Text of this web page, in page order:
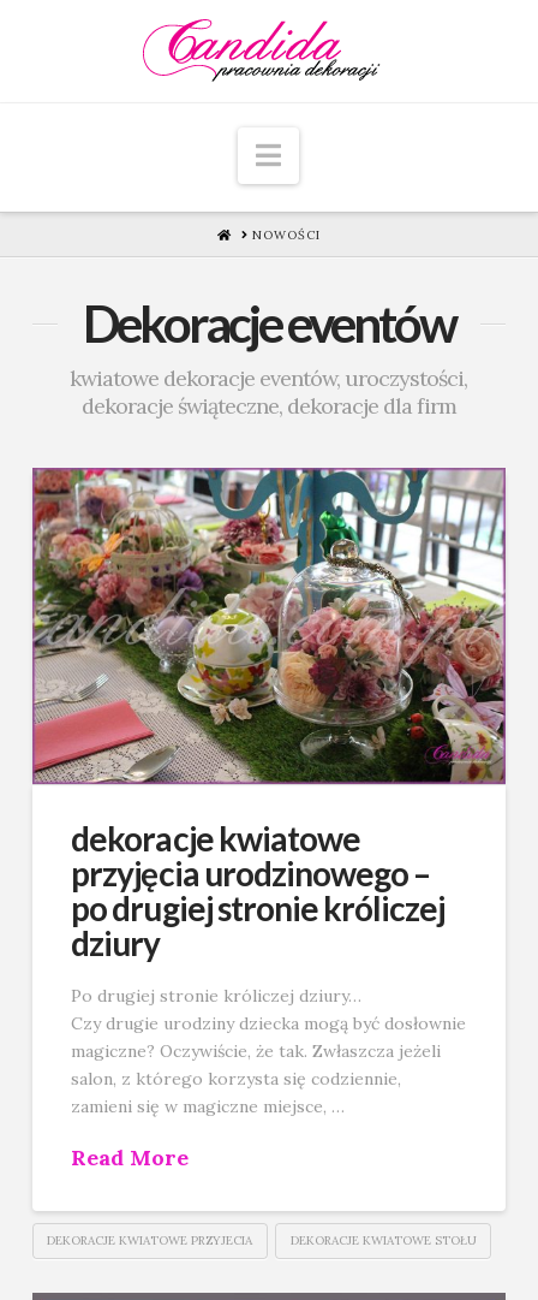
Navigation
HOMENOWOŚCI
Dekoracje eventów
kwiatowe dekoracje eventów, uroczystości,
dekoracje świąteczne, dekoracje dla firm
dekoracje kwiatowe
przyjęcia urodzinowego –
po drugiej stronie króliczej
dziury
Po drugiej stronie króliczej dziury…
Czy drugie urodziny dziecka mogą być dosłownie
magiczne? Oczywiście, że tak. Zwłaszcza jeżeli
salon, z którego korzysta się codziennie,
zamieni się w magiczne miejsce, …
Read More
DEKORACJE KWIATOWE PRZYJECIA DEKORACJE KWIATOWE STOŁU